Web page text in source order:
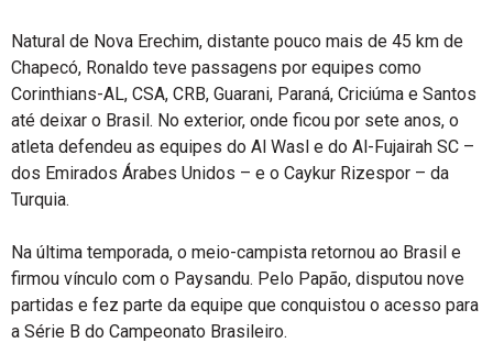
Natural de Nova Erechim, distante pouco mais de 45 km de
Chapecó, Ronaldo teve passagens por equipes como
Corinthians-AL, CSA, CRB, Guarani, Paraná, Criciúma e Santos
até deixar o Brasil. No exterior, onde ficou por sete anos, o
atleta defendeu as equipes do Al Wasl e do Al-Fujairah SC –
dos Emirados Árabes Unidos – e o Caykur Rizespor – da
Turquia.
Na última temporada, o meio-campista retornou ao Brasil e
firmou vínculo com o Paysandu. Pelo Papão, disputou nove
partidas e fez parte da equipe que conquistou o acesso para
a Série B do Campeonato Brasileiro.